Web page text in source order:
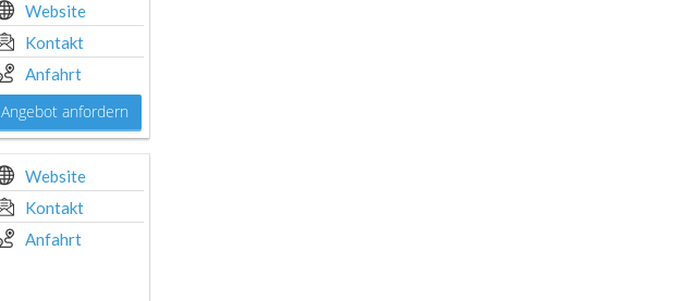
Website
Kontakt
Anfahrt
Angebot anfordern
Website
Kontakt
Anfahrt